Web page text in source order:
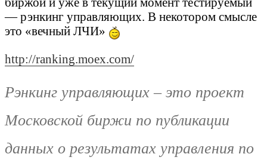
— рэнкинг управляющих. В некотором смысле
это «вечный ЛЧИ»
http://ranking.moex.com/
Рэнкинг управляющих – это проект
Московской биржи по публикации
данных о результатах управления по